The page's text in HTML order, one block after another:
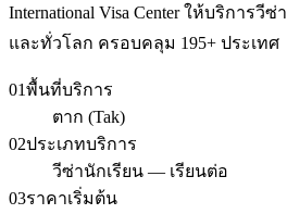
International Visa Center ให้บริการ
และทั่วโลก ครอบคลุม 195+ ประเทศ
01พื้นที่บริการ
ตาก (Tak)
02ประเภทบริการ
วีซ่านักเรียน — เรียนต่อ
03ราคาเริ่มต้น